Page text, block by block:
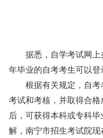
据悉，自学考试网上
年毕业的自考考生可以
根据有关规定，自考
考试和考核，并取得合格
后，可获得本科或专科
解，南宁市招生考试院